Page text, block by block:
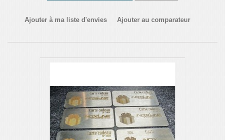
Ajouter à ma liste d'envies Ajouter au comparateur